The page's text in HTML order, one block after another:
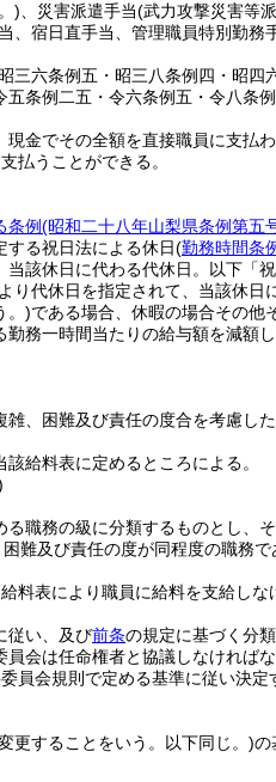
) 、災害派遣手当(武力攻撃災害等
、宿日直手当、管理職員特別勤務
六条例五・昭三八条例四・昭四
条例二五・令六条例五・令八条
金でその全額を直接職員に支払わ
払うことができる。
条例(昭和二十八年山梨県条例第五
する祝日法による休日(勤務時間条
該休日に代わる代休日。以下「
り代休日を指定されて、当該休日
。)である場合、休暇の場合その他
勤務一時間当たりの給与額を減額し
、困難及び責任の度合を考慮した
給料表に定めるところによる。
職務の級に分類するものとし、
難及び責任の度が同程度の職務で
料表により職員に給料を支給しな
従い、及び前条の規定に基づく分
員会は任命権者と協議しなければな
員会規則で定める基準に従い決定
更することをいう。以下同じ。)の